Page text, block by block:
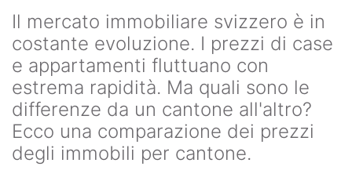
Il mercato immobiliare svizzero è in
costante evoluzione. I prezzi di case
e appartamenti fluttuano con
estrema rapidità. Ma quali sono le
differenze da un cantone all'altro?
Ecco una comparazione dei prezzi
degli immobili per cantone.